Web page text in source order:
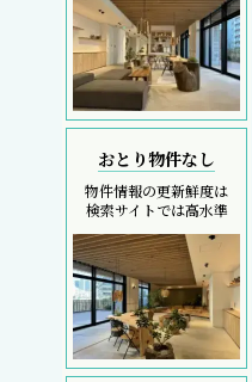
おとり物件なし
物件情報の更新鮮度は
検索サイトでは高水準